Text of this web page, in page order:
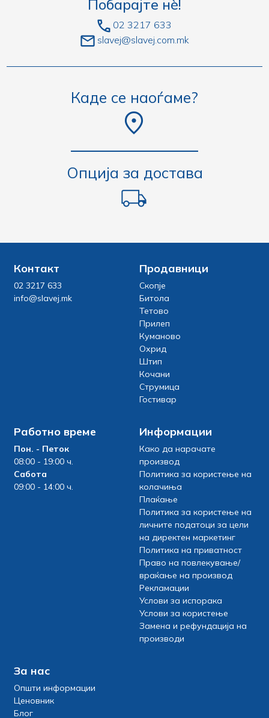
Побарајте нè!
02 3217 633
slavej@slavej.com.mk
Каде се наоѓаме?
Опција за достава
Контакт
02 3217 633
info@slavej.mk
Продавници
Скопје
Битола
Тетово
Прилеп
Куманово
Охрид
Штип
Кочани
Струмица
Гостивар
Работно време
Пон. - Петок
08:00 - 19:00 ч.
Сабота
09:00 - 14:00 ч.
Информации
Како да нарачате
производ
Политика за користење на
колачиња
Плаќање
Политика за користење на
личните податоци за цели
на директен маркетинг
Политика на приватност
Право на повлекување/
враќање на производ
Рекламации
Услови за испорака
Услови за користење
Замена и рефундација на
производи
За нас
Општи информации
Ценовник
Блог